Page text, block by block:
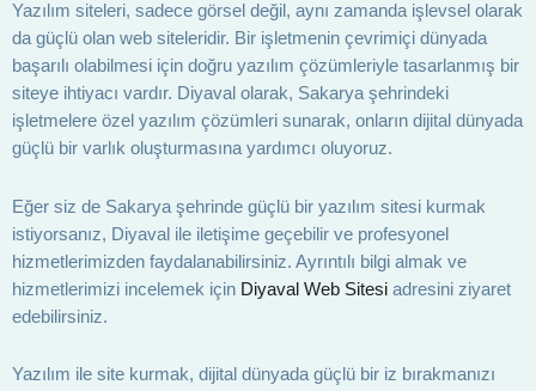
Yazılım siteleri, sadece görsel değil, aynı zamanda işlevsel olarak
da güçlü olan web siteleridir. Bir işletmenin çevrimiçi dünyada
başarılı olabilmesi için doğru yazılım çözümleriyle tasarlanmış bir
siteye ihtiyacı vardır. Diyaval olarak, Sakarya şehrindeki
işletmelere özel yazılım çözümleri sunarak, onların dijital dünyada
güçlü bir varlık oluşturmasına yardımcı oluyoruz.
Eğer siz de Sakarya şehrinde güçlü bir yazılım sitesi kurmak
istiyorsanız, Diyaval ile iletişime geçebilir ve profesyonel
hizmetlerimizden faydalanabilirsiniz. Ayrıntılı bilgi almak ve
hizmetlerimizi incelemek için Diyaval Web Sitesi adresini ziyaret
edebilirsiniz.
Yazılım ile site kurmak, dijital dünyada güçlü bir iz bırakmanızı